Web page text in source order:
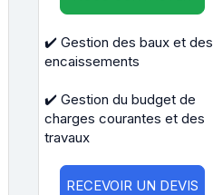
✔️ Gestion des baux et des
encaissements
✔️ Gestion du budget de
charges courantes et des
travaux
RECEVOIR UN DEVIS